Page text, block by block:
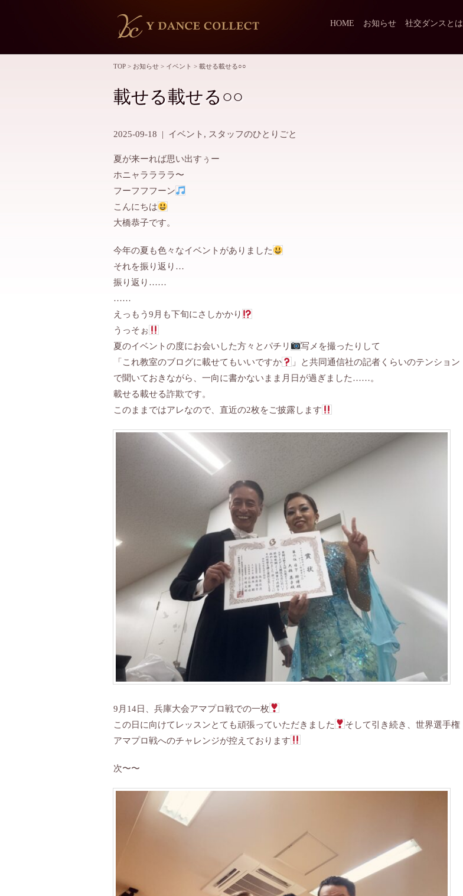
HOME お知らせ 社交ダンスとは
TOP > お知らせ > イベント > 載せる載せる○○
載せる載せる○○
2025-09-18 | イベント , スタッフのひとりごと
夏が来ーれば思い出すぅー
ホニャララララ〜
フーフフフーン
こんにちは
大橋恭子です。
今年の夏も色々なイベントがありました
それを振り返り…
振り返り……
……
えっもう9月も下旬にさしかかり
うっそぉ
夏のイベントの度にお会いした方々とパチリ
写メを撮ったりして
「これ教室のブログに載せてもいいですか
」と共同通信社の記者くらいのテンション
で聞いておきながら、一向に書かないまま月日が過ぎました……。
載せる載せる詐欺です。
このままではアレなので、直近の2枚をご披露します
9月14日、兵庫大会アマプロ戦での一枚
この日に向けてレッスンとても頑張っていただきました
そして引き続き、世界選手権
アマプロ戦へのチャレンジが控えております
次〜〜